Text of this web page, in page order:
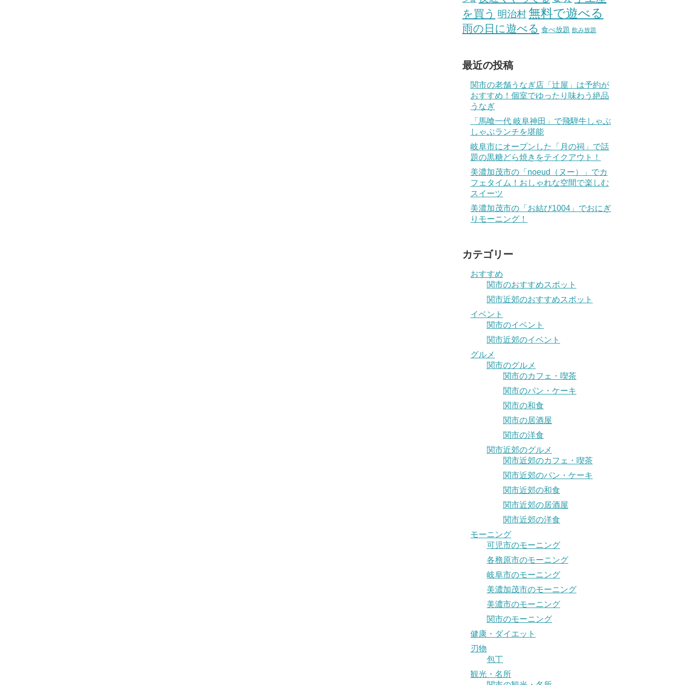
を買う 明治村無料で遊べる
雨の日に遊べる 食べ放題 飲み放題
最近の投稿
関市の老舗うなぎ店「辻屋」は予約が
おすすめ！個室でゆったり味わう絶品
うなぎ
「馬喰一代 岐阜神田」で飛騨牛しゃぶ
しゃぶランチを堪能
岐阜市にオープンした「月の祠」で話
題の黒糖どら焼きをテイクアウト！
美濃加茂市の「noeud（ヌー）」でカ
フェタイム！おしゃれな空間で楽しむ
スイーツ
美濃加茂市の「お結び1004」でおにぎ
りモーニング！
カテゴリー
おすすめ
関市のおすすめスポット
関市近郊のおすすめスポット
イベント
関市のイベント
関市近郊のイベント
グルメ
関市のグルメ
関市のカフェ・喫茶
関市のパン・ケーキ
関市の和食
関市の居酒屋
関市の洋食
関市近郊のグルメ
関市近郊のカフェ・喫茶
関市近郊のパン・ケーキ
関市近郊の和食
関市近郊の居酒屋
関市近郊の洋食
モーニング
可児市のモーニング
各務原市のモーニング
岐阜市のモーニング
美濃加茂市のモーニング
美濃市のモーニング
関市のモーニング
健康・ダイエット
刃物
包丁
観光・名所